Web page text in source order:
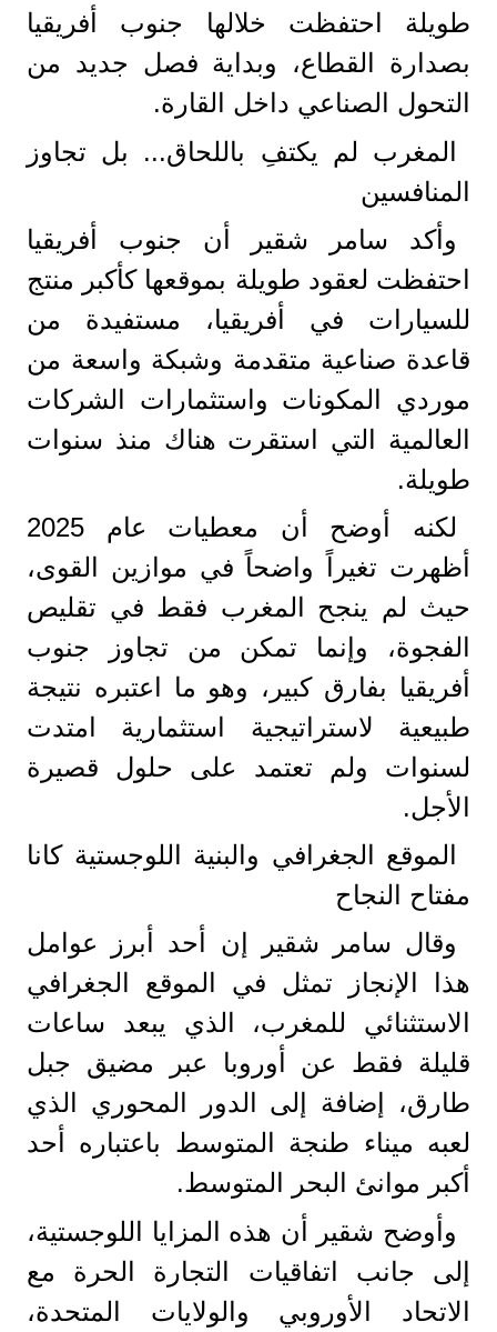
طويلة احتفظت خلالها جنوب أفريقيا
بصدارة القطاع، وبداية فصل جديد من
التحول الصناعي داخل القارة.
المغرب لم يكتفِ باللحاق... بل تجاوز
المنافسين
وأكد سامر شقير أن جنوب أفريقيا
احتفظت لعقود طويلة بموقعها كأكبر منتج
للسيارات في أفريقيا، مستفيدة من
قاعدة صناعية متقدمة وشبكة واسعة من
موردي المكونات واستثمارات الشركات
العالمية التي استقرت هناك منذ سنوات
طويلة.
لكنه أوضح أن معطيات عام 2025
أظهرت تغيراً واضحاً في موازين القوى،
حيث لم ينجح المغرب فقط في تقليص
الفجوة، وإنما تمكن من تجاوز جنوب
أفريقيا بفارق كبير، وهو ما اعتبره نتيجة
طبيعية لاستراتيجية استثمارية امتدت
لسنوات ولم تعتمد على حلول قصيرة
الأجل.
الموقع الجغرافي والبنية اللوجستية كانا
مفتاح النجاح
وقال سامر شقير إن أحد أبرز عوامل
هذا الإنجاز تمثل في الموقع الجغرافي
الاستثنائي للمغرب، الذي يبعد ساعات
قليلة فقط عن أوروبا عبر مضيق جبل
طارق، إضافة إلى الدور المحوري الذي
لعبه ميناء طنجة المتوسط باعتباره أحد
أكبر موانئ البحر المتوسط.
وأوضح شقير أن هذه المزايا اللوجستية،
إلى جانب اتفاقيات التجارة الحرة مع
الاتحاد الأوروبي والولايات المتحدة،